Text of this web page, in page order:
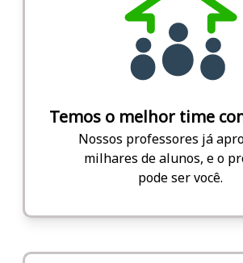
Temos o melhor time
Nossos professores já
milhares de alunos, e o
pode ser você.